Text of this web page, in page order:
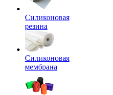
Силиконовая
резина
Силиконовая
мембрана